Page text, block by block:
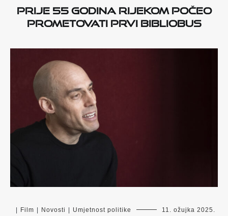
Prije 55 godina Rijekom počeo
prometovati prvi bibliobus
| Film | Novosti | Umjetnost politike 11. ožujka 2025.